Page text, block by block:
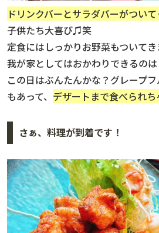
ドリンクバーとサラダバーがついて
子供たち大喜び♫笑
定食にはしっかりお野菜もついて
我が家としてはおかわりできるの
この日はぶんたんかな？グレープ
もあって、 デザートまで食べられ
さぁ、料理が到着です！